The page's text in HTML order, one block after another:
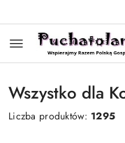
Wszystko dla
Liczba produktów: 1295